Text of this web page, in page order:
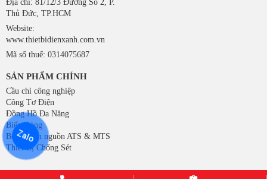
Địa chỉ: 81/12/3 Đường Số 2, P.
Thủ Đức, TP.HCM
Website:
www.thietbidienxanh.com.vn
Mã số thuế: 0314075687
SẢN PHẨM CHÍNH
Cầu chì công nghiệp
Công Tơ Điện
Đồng Hồ Đa Năng
Biến Dòng
Bộ chuyển nguồn ATS & MTS
Thiết Bị Chống Sét
Zalo